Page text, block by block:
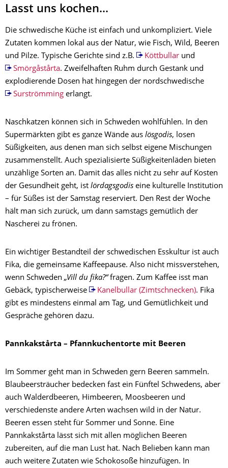
Lasst uns kochen...
Die schwedische Küche ist einfach und unkompliziert. Viele
Zutaten kommen lokal aus der Natur, wie Fisch, Wild, Beeren
und Pilze. Typische Gerichte sind z.B.
Köttbullarund
Smörgåstårta. Zweifelhaften Ruhm durch Gestank und
explodierende Dosen hat hingegen der nordschwedische
Surströmmingerlangt.
Naschkatzen können sich in Schweden wohlfühlen. In den
Supermärkten gibt es ganze Wände aus lösgodis, losen
Süßigkeiten, aus denen man sich selbst eigene Mischungen
zusammenstellt. Auch spezialisierte Süßigkeitenläden bieten
unzählige Sorten an. Damit das alles nicht zu sehr auf Kosten
der Gesundheit geht, ist lördagsgodis eine kulturelle Institution
– für Süßes ist der Samstag reserviert. Den Rest der Woche
hält man sich zurück, um dann samstags gemütlich der
Nascherei zu frönen.
Ein wichtiger Bestandteil der schwedischen Esskultur ist auch
Fika, die gemeinsame Kaffeepause. Also nicht missverstehen,
wenn Schweden „Vill du fika?“fragen. Zum Kaffee isst man
Gebäck, typischerweise
Kanelbullar (Zimtschnecken). Fika
gibt es mindestens einmal am Tag, und Gemütlichkeit und
Gespräche gehören dazu.
Pannkakstårta – Pfannkuchentorte mit Beeren
Im Sommer geht man in Schweden gern Beeren sammeln.
Blaubeersträucher bedecken fast ein Fünftel Schwedens, aber
auch Walderdbeeren, Himbeeren, Moosbeeren und
verschiedenste andere Arten wachsen wild in der Natur.
Beeren essen steht für Sommer und Sonne. Eine
Pannkakstårta lässt sich mit allen möglichen Beeren
zubereiten, auf die man Lust hat. Nach Belieben kann man
auch weitere Zutaten wie Schokosoße hinzufügen. In